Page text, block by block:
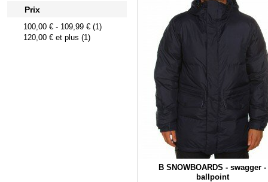
Prix
100,00 € - 109,99 € (1)
120,00 € et plus (1)
B SNOWBOARDS - swagger -
ballpoint